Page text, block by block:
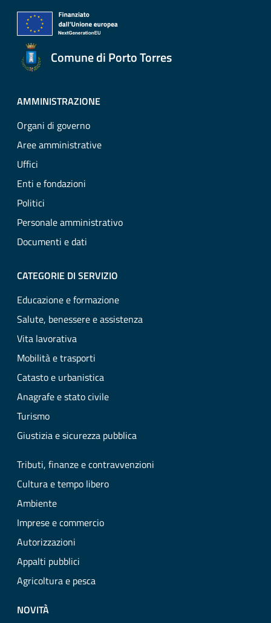
Comune di Porto Torres
AMMINISTRAZIONE
Organi di governo
Aree amministrative
Uffici
Enti e fondazioni
Politici
Personale amministrativo
Documenti e dati
CATEGORIE DI SERVIZIO
Educazione e formazione
Salute, benessere e assistenza
Vita lavorativa
Mobilità e trasporti
Catasto e urbanistica
Anagrafe e stato civile
Turismo
Giustizia e sicurezza pubblica
Tributi, finanze e contravvenzioni
Cultura e tempo libero
Ambiente
Imprese e commercio
Autorizzazioni
Appalti pubblici
Agricoltura e pesca
NOVITÀ